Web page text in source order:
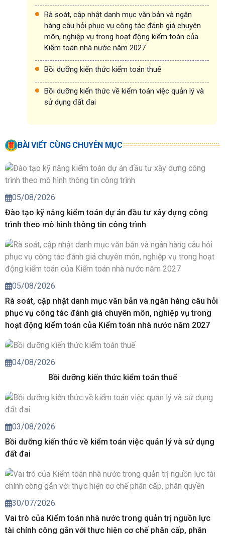
Rà soát, cập nhật danh mục văn bản và ngân
hàng câu hỏi phục vụ công tác đánh giá chuyên
môn, nghiệp vụ trong hoạt động kiểm toán của
Kiểm toán nhà nước năm 2027
Bồi dưỡng kiến thức kiểm toán thuế
Bồi dưỡng kiến thức về kiểm toán việc quản lý và
sử dụng đất đai
BÀI VIẾT CÙNG CHUYÊN MỤC
05/08/2026
Đào tạo kỹ năng kiểm toán dự án đầu tư xây dựng công
trình theo mô hình thông tin công trình
05/08/2026
Rà soát, cập nhật danh mục văn bản và ngân hàng câu hỏi
phục vụ công tác đánh giá chuyên môn, nghiệp vụ trong
hoạt động kiểm toán của Kiểm toán nhà nước năm 2027
04/08/2026
Bồi dưỡng kiến thức kiểm toán thuế
03/08/2026
Bồi dưỡng kiến thức về kiểm toán việc quản lý và sử dụng
đất đai
30/07/2026
Vai trò của Kiểm toán nhà nước trong quản trị nguồn lực
tài chính công gắn với thực hiện cơ chế phân cấp, phân